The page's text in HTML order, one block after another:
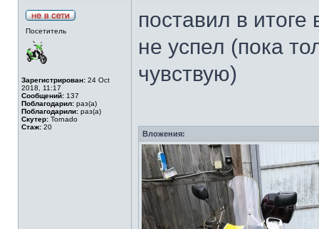
Посетитель
Зарегистрирован: 24 Oct
2018, 11:17
Сообщений: 137
Поблагодарил: раз(а)
Поблагодарили: раз(а)
Скутер: Tornado
Стаж: 20
поставил в итоге
не успел (пока
чувствую)
Вложения: